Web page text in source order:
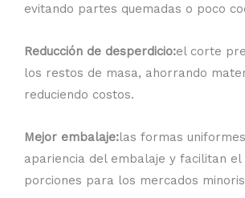
evitando partes quemadas o poco
Reducción de desperdicio:el corte
los restos de masa, ahorrando
reduciendo costos.
Mejor embalaje:las formas
apariencia del embalaje y facilitan
porciones para los mercados